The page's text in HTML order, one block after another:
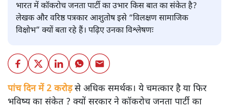
भारत में कॉकरोच जनता पार्टी का उभार किस बात का संकेत है?
लेखक और वरिष्ठ पत्रकार आशुतोष इसे “विलक्षण सामाजिक
विक्षोभ” क्यों बता रहे हैं। पढ़िए उनका विश्लेषणः
पांच दिन में 2 करोड़से अधिक समर्थक। ये चमत्कार है या फिर
भविष्य का संकेत ? क्यों सरकार ने कॉकरोच जनता पार्टी का